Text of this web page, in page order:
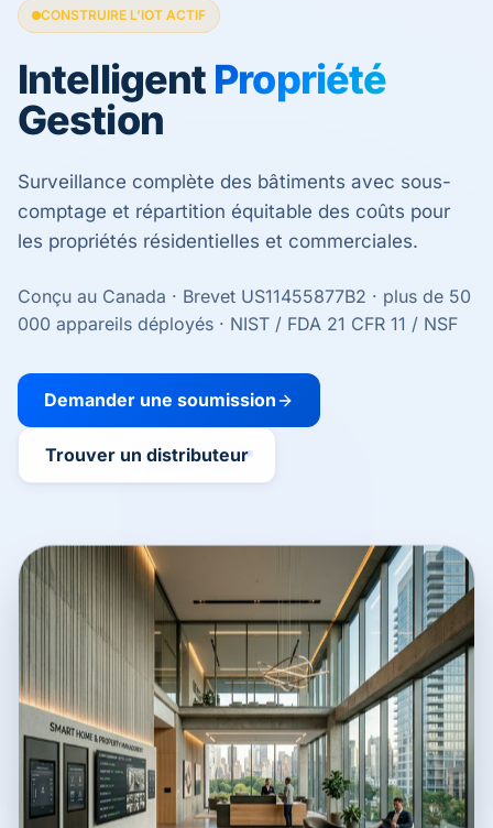
CONSTRUIRE L’IOT ACTIF
Intelligent Propriété
Gestion
Surveillance complète des bâtiments avec sous-
comptage et répartition équitable des coûts pour
les propriétés résidentielles et commerciales.
Conçu au Canada · Brevet US11455877B2 · plus de 50
000 appareils déployés · NIST / FDA 21 CFR 11 / NSF
Demander une soumission
Trouver un distributeur